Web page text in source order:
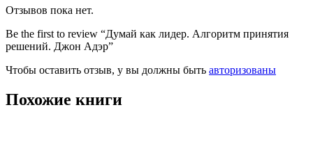
Отзывов пока нет.
Be the first to review “Думай как лидер. Алгоритм принятия
решений. Джон Адэр”
Чтобы оставить отзыв, у вы должны быть авторизованы
Похожие книги